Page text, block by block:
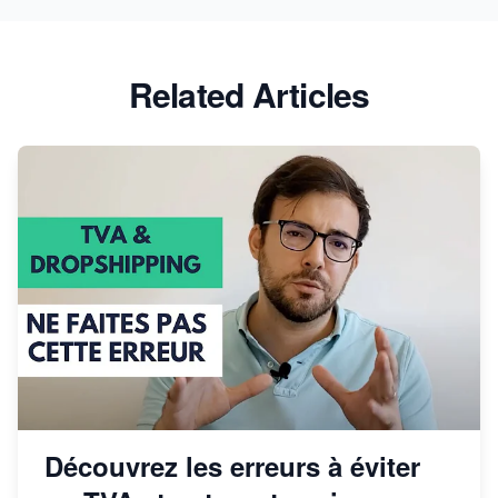
Related Articles
Découvrez les erreurs à éviter